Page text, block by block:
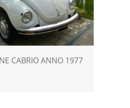
CABRIO ANNO 1977